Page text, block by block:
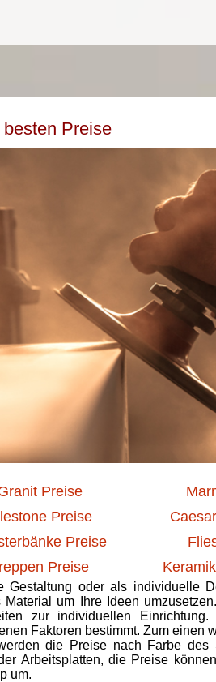
Preise
Preise
Preise
Preise
Preise
Gestaltung oder als individuelle
Material um Ihre Ideen
zur individuellen
Faktoren bestimmt. Zum einen
die Preise nach Farbe des
Arbeitsplatten, die Preise
um.